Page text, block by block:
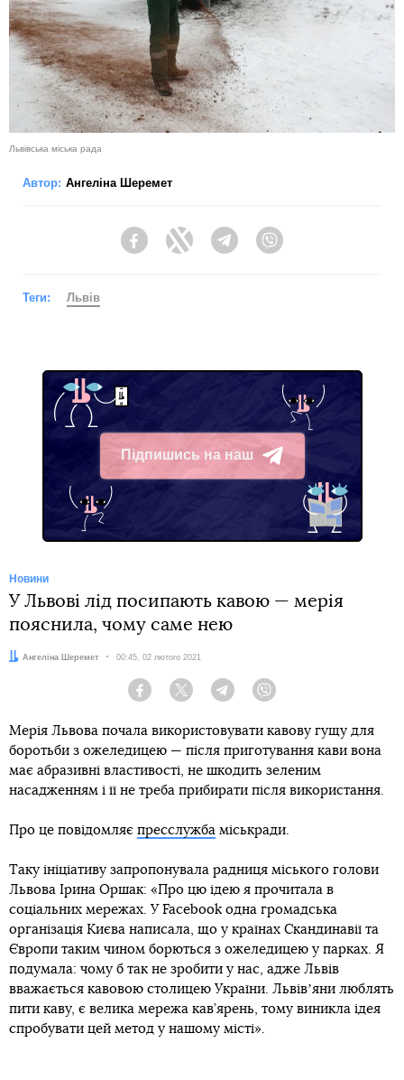
Львівська міська рада
Автор: Ангеліна Шеремет
FacebookTwitter Telegram
Теги: Львів
Підпишись на наш
Telegram
Новини
У Львові лід посипають кавою — мерія
пояснила, чому саме нею
Автор:
Ангеліна Шеремет Дата:
00:45, 02 лютого 2021
Facebook Twitter Telegram
Мерія Львова почала використовувати кавову гущу для
боротьби з ожеледицею — після приготування кави вона
має абразивні властивості, не шкодить зеленим
насадженням і її не треба прибирати після використання.
Про це повідомляє пресслужба міськради.
Таку ініціативу запропонувала радниця міського голови
Львова Ірина Оршак: «Про цю ідею я прочитала в
соціальних мережах. У Facebook одна громадська
організація Києва написала, що у країнах Скандинавії та
Європи таким чином борються з ожеледицею у парках. Я
подумала: чому б так не зробити у нас, адже Львів
вважається кавовою столицею України. Львівʼяни люблять
пити каву, є велика мережа кав’ярень, тому виникла ідея
спробувати цей метод у нашому місті».